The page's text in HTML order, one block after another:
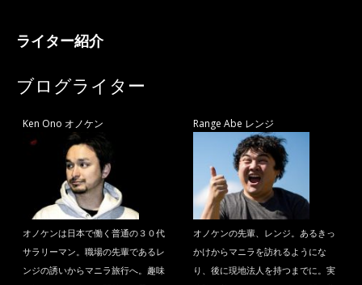
ライター紹介
ブログライター
Ken Ono オノケン
オノケンは日本で働く普通の３０代
サラリーマン。職場の先輩であるレ
ンジの誘いからマニラ旅行へ。趣味
Range Abe レンジ
オノケンの先輩、レンジ。あるきっ
かけからマニラを訪れるようにな
り、後に現地法人を持つまでに。実